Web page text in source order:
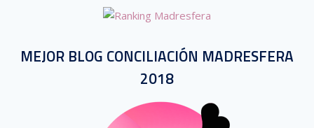
MEJOR BLOG CONCILIACIÓN MADRESFERA
2018